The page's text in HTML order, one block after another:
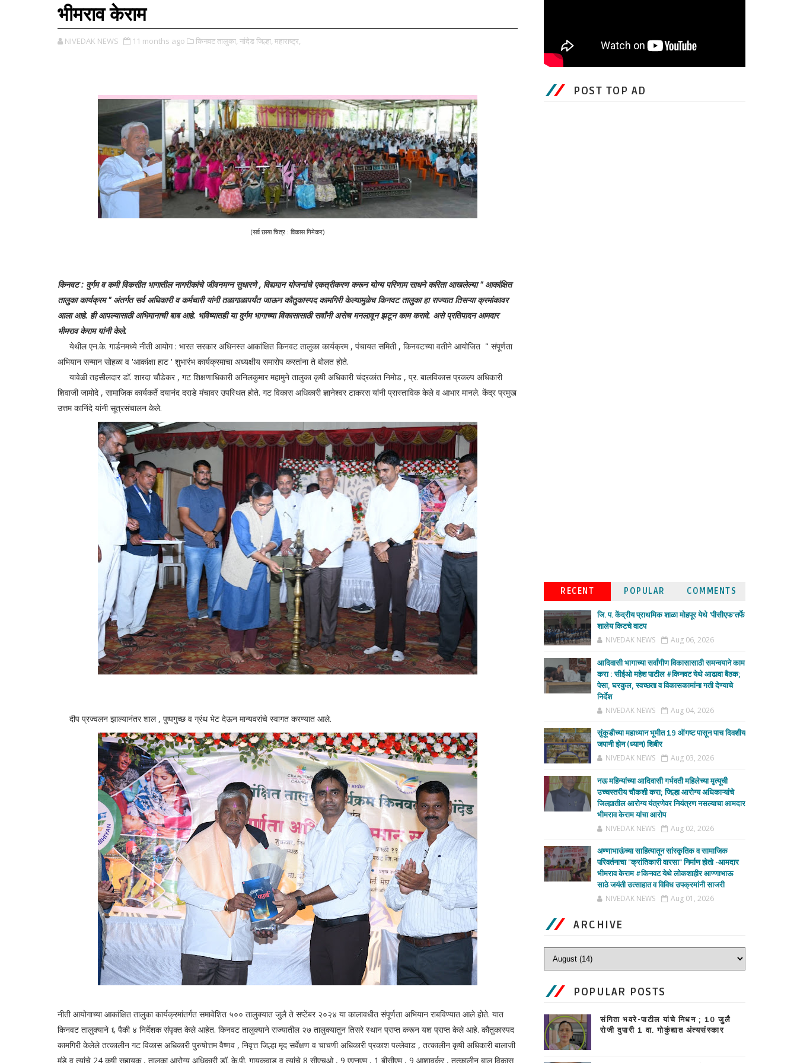
भीमराव केराम
NIVEDAK NEWS 11 months ago किनवट तालुका, नांदेड जिल्हा, महाराष्ट्र,
(सर्व छाया चित्र : विकास गिमेकर)
किनवट : दुर्गम व कमी विकसीत भागातील नागरीकांचे जीवनमग्न सुधारणे , विद्यमान योजनांचे एकत्रीकरण करून योग्य परिणाम साधने करिता आखलेल्या " आकांक्षित
तालुका कार्यक्रम " अंतर्गत सर्व अधिकारी व कर्मचारी यांनी तळागाळापर्यंत जाऊन कौतुकास्पद कामगिरी केल्यामुळेच किनवट तालुका हा राज्यात तिसऱ्या क्रमांकावर
आला आहे. ही आपल्यासाठी अभिमानाची बाब आहे. भविष्यातही या दुर्गम भागाच्या विकासासाठी सर्वांनी असेच मनलावून झटून काम करावे. असे प्रतिपादन आमदार
भीमराव केराम यांनी केले.
येथील एन.के. गार्डनमध्ये नीती आयोग : भारत सरकार अधिनस्त आकांक्षित किनवट तालुका कार्यक्रम , पंचायत समिती , किनवटच्या वतीने आयोजित " संपूर्णता
अभियान सन्मान सोहळा व 'आकांक्षा हाट ' शुभारंभ कार्यक्रमाचा अध्यक्षीय समारोप करतांना ते बोलत होते.
यावेळी तहसीलदार डॉ. शारदा चौंडेकर , गट शिक्षणाधिकारी अनिलकुमार महामुने तालुका कृषी अधिकारी चंद्रकांत निमोड , प्र. बालविकास प्रकल्प अधिकारी
शिवाजी जामोदे , सामाजिक कार्यकर्ते दयानंद दराडे मंचावर उपस्थित होते. गट विकास अधिकारी ज्ञानेश्वर टाकरस यांनी प्रास्ताविक केले व आभार मानले. केंद्र प्रमुख
उत्तम कानिंदे यांनी सूत्रसंचालन केले.
दीप प्रज्वलन झाल्यानंतर शाल , पुष्पगुच्छ व ग्रंथ भेट देऊन मान्यवरांचे स्वागत करण्यात आले.
नीती आयोगाच्या आकांक्षित तालुका कार्यक्रमांतर्गत समावेशित ५०० तालुक्यात जुलै ते सप्टेंबर २०२४ या कालावधीत संपूर्णता अभियान राबविण्यात आले होते. यात
किनवट तालुक्याने ६ पैकी ४ निर्देशक संपृक्त केले आहेत. किनवट तालुक्याने राज्यातील २७ तालुक्यातुन तिसरे स्थान प्राप्त करून यश प्राप्त केले आहे. कौतुकास्पद
कामगिरी केलेले तत्कालीन गट विकास अधिकारी पुरुषोत्तम वैष्णव , निवृत्त जिल्हा मृद सर्वेक्षण व चाचणी अधिकारी प्रकाश पल्लेवाड , तत्कालीन कृषी अधिकारी बालाजी
मुंडे व त्यांचे 24 कृषी सहायक , तालुका आरोग्य अधिकारी डॉ. के.पी. गायकवाड व त्यांचे 8 सीएचओ , 9 एएनएम , 1 बीसीएम , 9 आशावर्कर , तत्कालीन बाल विकास
POST TOP AD
RECENT POPULAR COMMENTS
जि. प. केंद्रीय प्राथमिक शाळा मोहपूर येथे 'पीसीएफ'तर्फे
शालेय किटचे वाटप
NIVEDAK NEWS Aug 06, 2026
आदिवासी भागाच्या सर्वांगीण विकासासाठी समन्वयाने काम
करा : सीईओ महेश पाटील #किनवट येथे आढावा बैठक;
पेसा, घरकुल, स्वच्छता व विकासकामांना गती देण्याचे
निर्देश
NIVEDAK NEWS Aug 04, 2026
सुंकूडीच्या महाध्यान भूमीत 19 ऑगष्ट पासून पाच दिवशीय
जपानी झेन (ध्यान) शिबीर
NIVEDAK NEWS Aug 03, 2026
नऊ महिन्यांच्या आदिवासी गर्भवती महिलेच्या मृत्यूची
उच्चस्तरीय चौकशी करा; जिल्हा आरोग्य अधिकाऱ्यांचे
जिल्ह्यातील आरोग्य यंत्रणेवर नियंत्रण नसल्याचा आमदार
भीमराव केराम यांचा आरोप
NIVEDAK NEWS Aug 02, 2026
अण्णाभाऊंच्या साहित्यातून सांस्कृतिक व सामाजिक
परिवर्तनाचा "क्रांतिकारी वारसा" निर्माण होतो -आमदार
भीमराव केराम #किनवट येथे लोकशाहीर आण्णाभाऊ
साठे जयंती उत्साहात व विविध उपक्रमांनी साजरी
NIVEDAK NEWS Aug 01, 2026
ARCHIVE
POPULAR POSTS
संगिता भवरे-पाटील यांचे निधन ; 10 जुलै
रोजी दुपारी 1 वा. गोकुंद्यात अंत्यसंस्कार